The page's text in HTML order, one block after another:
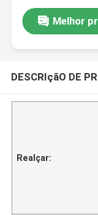
Melhor
DESCRIçãO DE
Realçar: